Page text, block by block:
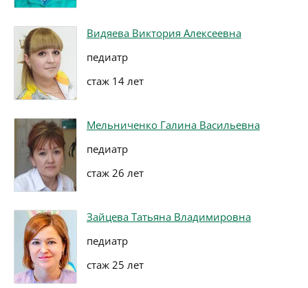
Видяева Виктория Алексеевна
педиатр
стаж 14 лет
Мельниченко Галина Васильевна
педиатр
стаж 26 лет
Зайцева Татьяна Владимировна
педиатр
стаж 25 лет